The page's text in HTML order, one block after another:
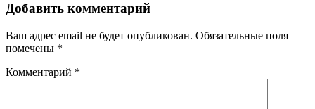
Добавить комментарий
Ваш адрес email не будет опубликован. Обязательные поля
помечены *
Комментарий *